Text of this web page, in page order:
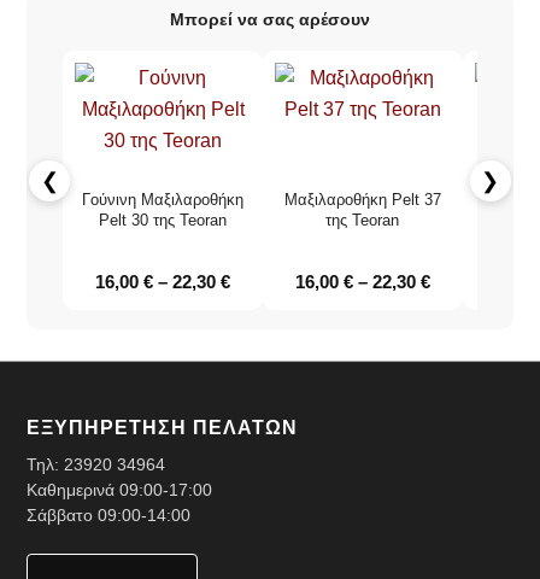
Μπορεί να σας αρέσουν
❮
Γούνινη Μαξιλαροθήκη
Pelt 30 της Teoran
16,00€ – 22,30€
Μαξιλαροθήκη Pelt 37
της Teoran
16,00 € – 22,30 €
❯
ΕΞΥΠΗΡΕΤΗΣΗ ΠΕΛΑΤΩΝ
Τηλ: 23920 34964
Καθημερινά 09:00-17:00
Σάββατο 09:00-14:00